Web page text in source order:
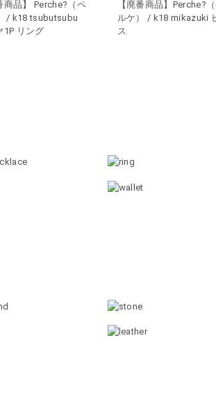
商品】 Perche?（ペ
/ k18 tsubutsubu
1P リング
【廃番商品】Perche?
ルケ） / k18 mikazuki
ス